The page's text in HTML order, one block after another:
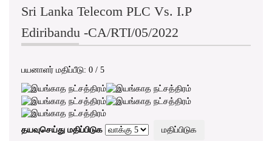
உறுப்புரையில் தகவலைப்பெற
அணுகுதலுக்கான உரிமையை
உரிமைக்குப் பயன்கொடுப்பதன் மூலம்
பகிரங்க அதிகாரசபைகளின் வெளிப்
படைத்தன்மை மற்றும்
பொறுப்புக்கூறும் பண்பாட்டைப்
பேணிவளர்த்து …………"
முன்னுரை, 2016 ஆம் ஆண்டின் 12
ஆம் இலக்க, தகவலுக்கான உரிமைச்
Sri Lanka Telecom PLC Vs. I.P
Ediribandu -CA/RTI/05/2022
பயனாளர் மதிப்பீடு: 0 / 5
தயவுசெய்து மதிப்பிடுக